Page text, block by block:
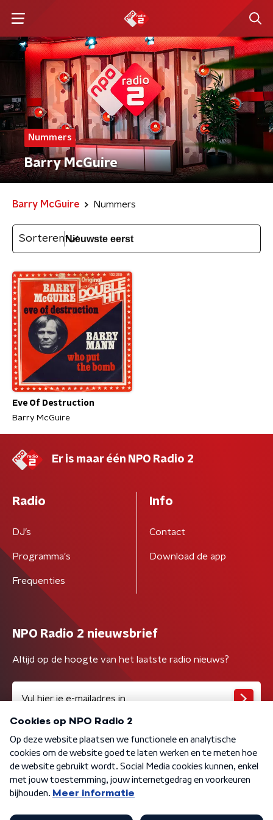
Nummers
Barry McGuire
Barry McGuire Nummers
Sorteren
Eve Of Destruction
Barry McGuire
Er is maar één NPO Radio 2
Radio
DJ’s
Programma's
Frequenties
Info
Contact
Download de app
NPO Radio 2 nieuwsbrief
Altijd op de hoogte van het laatste radio nieuws?
Algemene voorwaarden